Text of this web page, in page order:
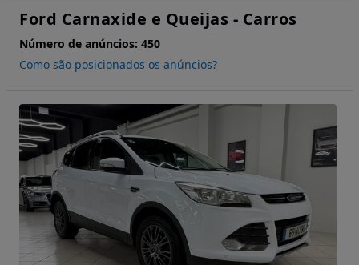
Ford Carnaxide e Queijas - Carros
Número de anúncios: 450
Como são posicionados os anúncios?